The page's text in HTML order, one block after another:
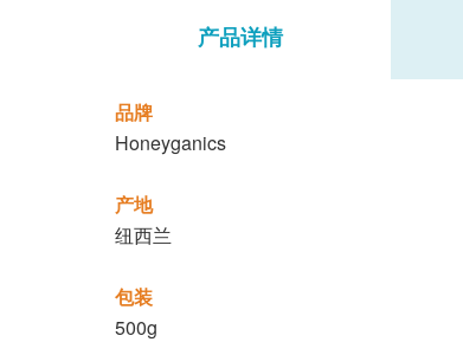
产品详情
品牌
Honeyganics
产地
纽西兰
包装
500g